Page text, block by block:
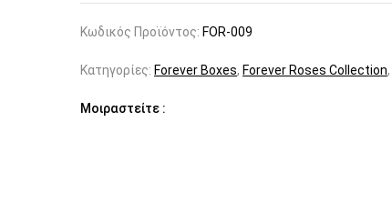
Κωδικός Προϊόντος: FOR-009
Κατηγορίες: Forever Boxes, Forever Roses Collection,
Μοιραστείτε :